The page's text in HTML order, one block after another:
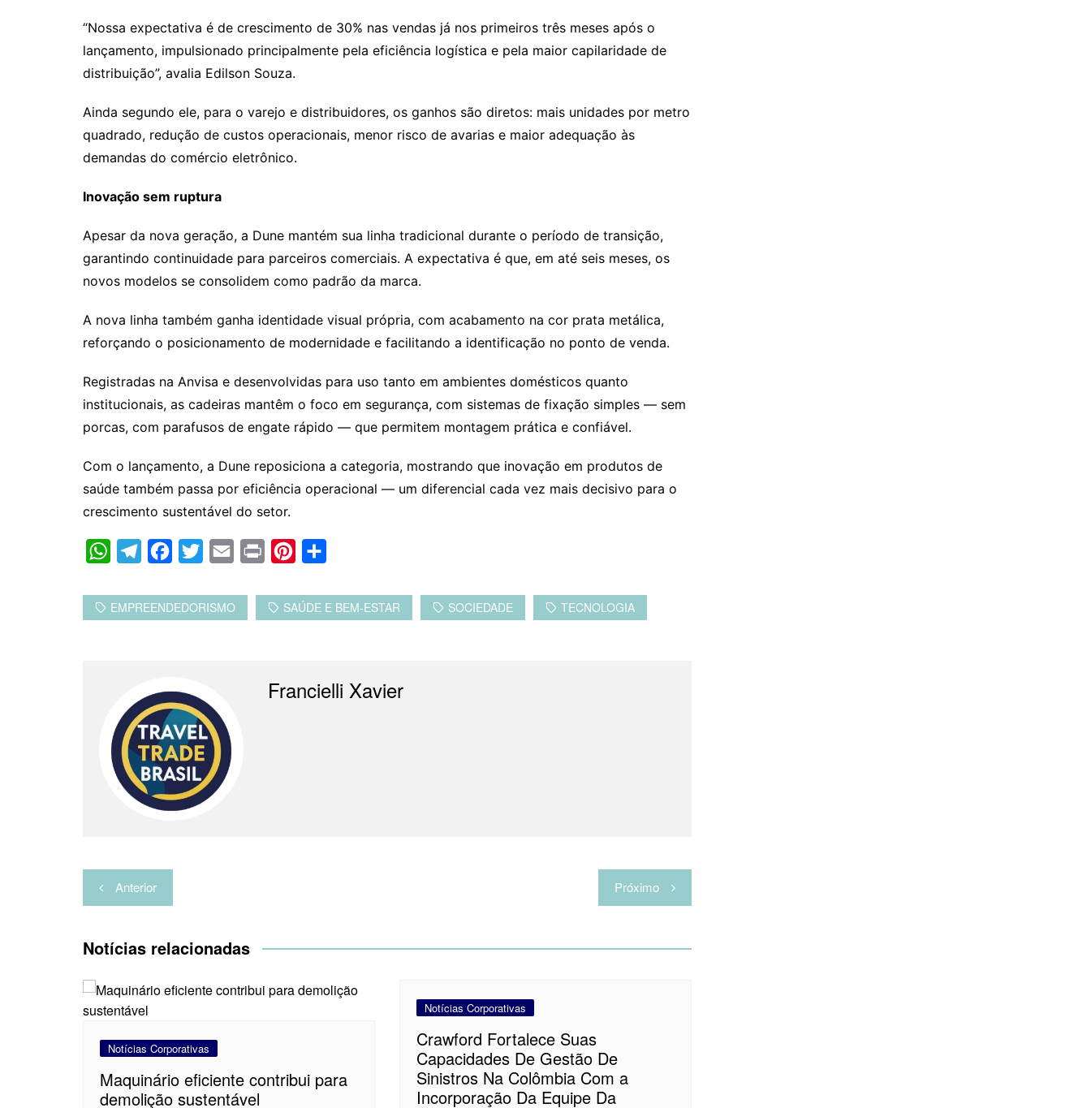
“Nossa expectativa é de crescimento de 30% nas vendas já nos primeiros três meses após o
lançamento, impulsionado principalmente pela eficiência logística e pela maior capilaridade de
distribuição”, avalia Edilson Souza.
Ainda segundo ele, para o varejo e distribuidores, os ganhos são diretos: mais unidades por metro
quadrado, redução de custos operacionais, menor risco de avarias e maior adequação às
demandas do comércio eletrônico.
Inovação sem ruptura
Apesar da nova geração, a Dune mantém sua linha tradicional durante o período de transição,
garantindo continuidade para parceiros comerciais. A expectativa é que, em até seis meses, os
novos modelos se consolidem como padrão da marca.
A nova linha também ganha identidade visual própria, com acabamento na cor prata metálica,
reforçando o posicionamento de modernidade e facilitando a identificação no ponto de venda.
Registradas na Anvisa e desenvolvidas para uso tanto em ambientes domésticos quanto
institucionais, as cadeiras mantêm o foco em segurança, com sistemas de fixação simples — sem
porcas, com parafusos de engate rápido — que permitem montagem prática e confiável.
Com o lançamento, a Dune reposiciona a categoria, mostrando que inovação em produtos de
saúde também passa por eficiência operacional — um diferencial cada vez mais decisivo para o
crescimento sustentável do setor.
W
a
t
p
l
e
a
m
c
e
o
k
i
t
r
a
i
i
n
n
t
e
m
p
t
EMPREENDEDORISMO SAÚDE E BEM-ESTAR SOCIEDADE TECNOLOGIA
Francielli Xavier
Navegação
de
Post
Anterior Próximo
Notícias relacionadas
Notícias Corporativas
Maquinário eficiente contribui para
demolição sustentável
Notícias Corporativas
Crawford Fortalece Suas
Capacidades De Gestão De
Sinistros Na Colômbia Com a
Incorporação Da Equipe Da